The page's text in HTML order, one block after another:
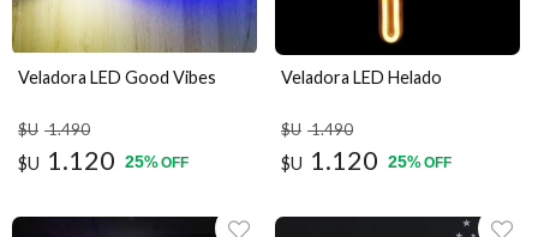
Veladora LED Good Vibes
$U 1.490
$U 1.120 25%OFF
Veladora LED Helado
$U 1.490
$U 1.120 25%OFF